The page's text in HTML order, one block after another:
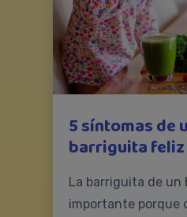
5 síntomas de
barriguita feliz
La barriguita de un
importante porque